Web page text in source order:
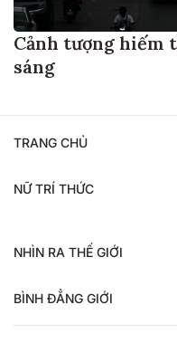
Cảnh tượng hiếm
sáng
TRANG CHỦ
NỮ TRÍ THỨC
NHÌN RA THẾ GIỚI
BÌNH ĐẲNG GIỚI